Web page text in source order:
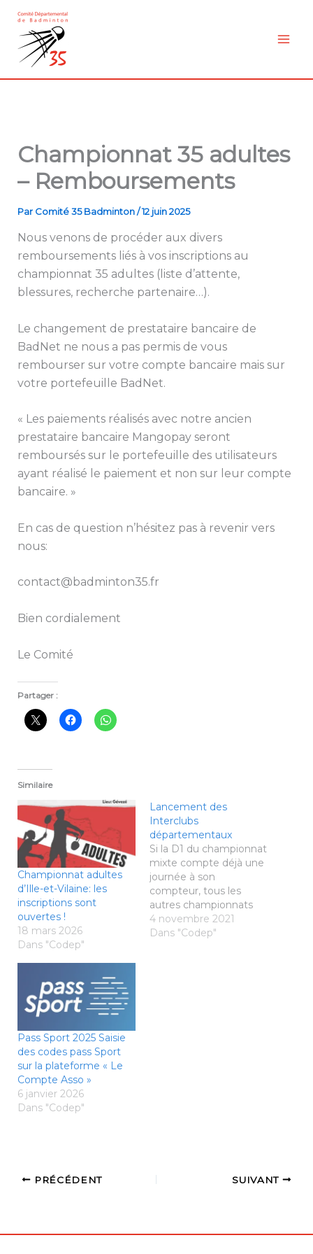
contenu
Championnat 35 adultes
– Remboursements
Par Comité 35 Badminton/12 juin 2025
Nous venons de procéder aux divers
remboursements liés à vos inscriptions au
championnat 35 adultes (liste d’attente,
blessures, recherche partenaire…).
Le changement de prestataire bancaire de
BadNet ne nous a pas permis de vous
rembourser sur votre compte bancaire mais sur
votre portefeuille BadNet.
« Les paiements réalisés avec notre ancien
prestataire bancaire Mangopay seront
remboursés sur le portefeuille des utilisateurs
ayant réalisé le paiement et non sur leur compte
bancaire. »
En cas de question n’hésitez pas à revenir vers
nous:
contact@badminton35.fr
Bien cordialement
Le Comité
Partager :
Similaire
Championnat adultes
d’Ille-et-Vilaine: les
inscriptions sont
ouvertes !
18 mars 2026
Dans "Codep"
Lancement des
Interclubs
départementaux
Si la D1 du championnat
mixte compte déjà une
journée à son
compteur, tous les
autres championnats
vont être lancés dès la
rentrée. Le 8 novembre
4 novembre 2021
Dans "Codep"
Pass Sport 2025 Saisie
des codes pass Sport
sur la plateforme « Le
Compte Asso »
6 janvier 2026
Dans "Codep"
PRÉCÉDENT SUIVANT